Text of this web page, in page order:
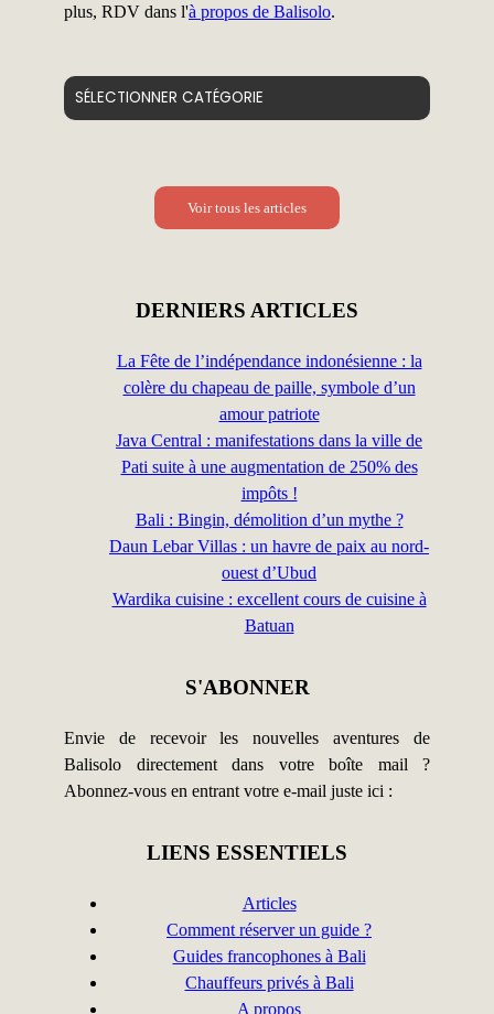
plus, RDV dans l'à propos de Balisolo.
Voir tous les articles
DERNIERS ARTICLES
La Fête de l’indépendance indonésienne : la
colère du chapeau de paille, symbole d’un
amour patriote
Java Central : manifestations dans la ville de
Pati suite à une augmentation de 250% des
impôts !
Bali : Bingin, démolition d’un mythe ?
Daun Lebar Villas : un havre de paix au nord-
ouest d’Ubud
Wardika cuisine : excellent cours de cuisine à
Batuan
S'ABONNER
Envie de recevoir les nouvelles aventures de
Balisolo directement dans votre boîte mail ?
Abonnez-vous en entrant votre e-mail juste ici :
LIENS ESSENTIELS
Articles
Comment réserver un guide ?
Guides francophones à Bali
Chauffeurs privés à Bali
A propos